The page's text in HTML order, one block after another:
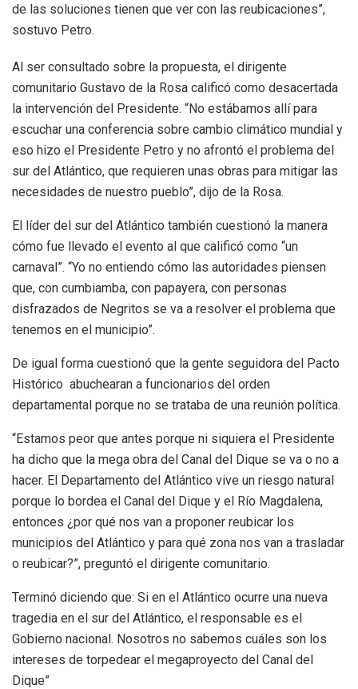
de las soluciones tienen que ver con las reubicaciones”,
sostuvo Petro.
Al ser consultado sobre la propuesta, el dirigente
comunitario Gustavo de la Rosa calificó como desacertada
la intervención del Presidente. “No estábamos allí para
escuchar una conferencia sobre cambio climático mundial y
eso hizo el Presidente Petro y no afrontó el problema del
sur del Atlántico, que requieren unas obras para mitigar las
necesidades de nuestro pueblo”, dijo de la Rosa.
El líder del sur del Atlántico también cuestionó la manera
cómo fue llevado el evento al que calificó como “un
carnaval”. “Yo no entiendo cómo las autoridades piensen
que, con cumbiamba, con papayera, con personas
disfrazados de Negritos se va a resolver el problema que
tenemos en el municipio”.
De igual forma cuestionó que la gente seguidora del Pacto
Histórico abuchearan a funcionarios del orden
departamental porque no se trataba de una reunión política.
“Estamos peor que antes porque ni siquiera el Presidente
ha dicho que la mega obra del Canal del Dique se va o no a
hacer. El Departamento del Atlántico vive un riesgo natural
porque lo bordea el Canal del Dique y el Río Magdalena,
entonces ¿por qué nos van a proponer reubicar los
municipios del Atlántico y para qué zona nos van a trasladar
o reubicar?”, preguntó el dirigente comunitario.
Terminó diciendo que: Si en el Atlántico ocurre una nueva
tragedia en el sur del Atlántico, el responsable es el
Gobierno nacional. Nosotros no sabemos cuáles son los
intereses de torpedear el megaproyecto del Canal del
Dique”